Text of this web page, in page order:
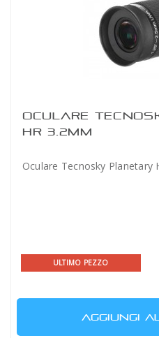
OCULARE
HR 3.2MM
Oculare Tecnosky Planetary
ULTIMO PEZZO
AGGIUNGI